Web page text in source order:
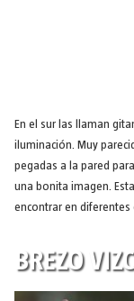
En el sur las llaman
iluminación. Muy
pegadas a la pared
una bonita imagen.
encontrar en diferentes
BREZO